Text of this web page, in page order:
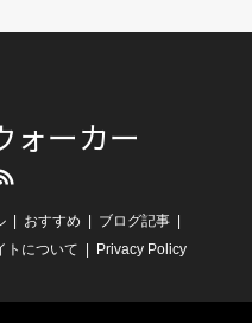
ォーカー
おすすめ
ブログ記事
トについて Privacy Policy